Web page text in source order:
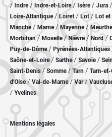
/ Indre/ Indre-et-Loire/ Isère/ Jura /
Loire-Atlantique/ Loiret / Lot/ Lot et
Manche/ Marne/ Mayenne/
Morbihan/ Moselle/ Nièvre / Nord/
Puy-de-Dôme/ Pyrénées-Atlantiques
Saône-et-Loire/ Sarthe/ Savoie/
Saint-Denis /Somme/ Tarn / Tarn-et-
d'Oise/ Val-de-Marne/Var/
/ Yvelines
Mentions légales